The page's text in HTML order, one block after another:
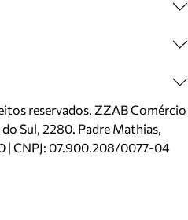
reservados. ZZAB Comércio
Sul, 2280. Padre Mathias,
| CNPJ: 07.900.208/0077-04